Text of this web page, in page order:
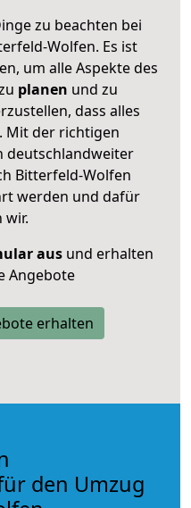
zu beachten bei
Wolfen. Es ist
um alle Aspekte des
planen und zu
dass alles
Mit der richtigen
deutschlandweiter
Bitterfeld-Wolfen
werden und dafür
wir.
ausund erhalten
Angebote
erhalten
den Umzug